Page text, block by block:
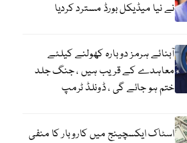
نے نیا میڈیکل بورڈ مسترد کردیا
آبنائے ہرمز دوبارہ کھولنے کیلئے
معاہدے کے قریب ہیں ، جنگ جلد
ختم ہو جائے گی ، ڈونلڈ ٹرمپ
اسٹاک ایکسچینج میں کاروبار کا منفی